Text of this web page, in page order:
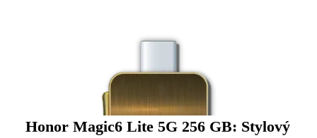
Honor Magic6 Lite 5G 256 GB: Stylový